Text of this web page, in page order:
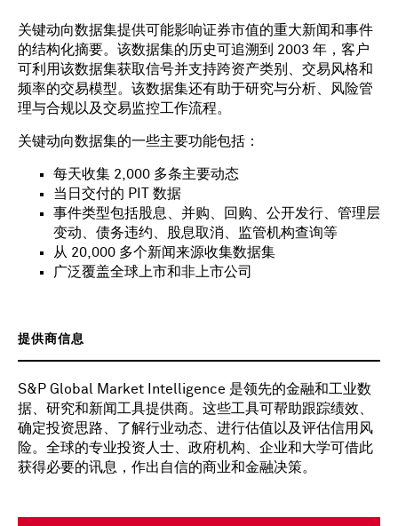
关键动向数据集提供可能影响证券市值的重大新闻和事件
的结构化摘要。该数据集的历史可追溯到 2003 年，客户
可利用该数据集获取信号并支持跨资产类别、交易风格和
频率的交易模型。该数据集还有助于研究与分析、风险管
理与合规以及交易监控工作流程。
关键动向数据集的一些主要功能包括：
每天收集 2,000 多条主要动态
当日交付的 PIT 数据
事件类型包括股息、并购、回购、公开发行、管理层
变动、债务违约、股息取消、监管机构查询等
从 20,000 多个新闻来源收集数据集
广泛覆盖全球上市和非上市公司
提供商信息
S&P Global Market Intelligence 是领先的金融和工业数
据、研究和新闻工具提供商。这些工具可帮助跟踪绩效、
确定投资思路、了解行业动态、进行估值以及评估信用风
险。全球的专业投资人士、政府机构、企业和大学可借此
获得必要的讯息，作出自信的商业和金融决策。